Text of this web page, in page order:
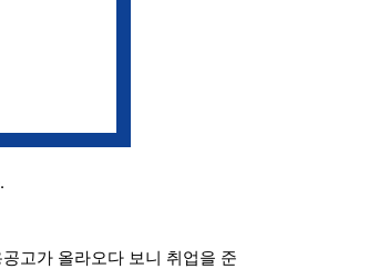
고가 올라오다 보니 취업을 준